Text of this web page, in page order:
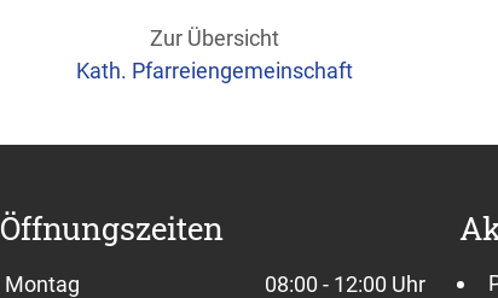
Zur Übersicht
Kath. Pfarreiengemeinschaft
Öffnungszeiten
Wochentage / Monate
Öffnungszeiten / Hinweise
Montag
08:00 - 12:00 Uhr